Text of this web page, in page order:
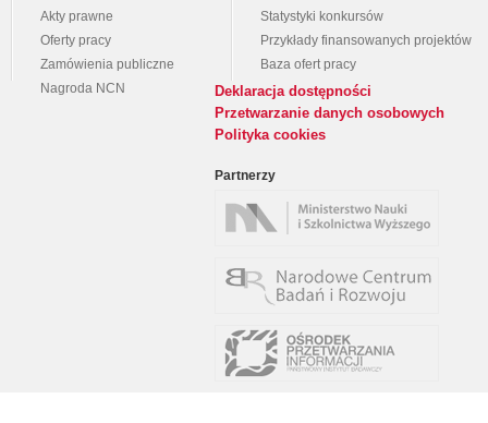
Akty prawne
Oferty pracy
Zamówienia publiczne
Nagroda NCN
Statystyki konkursów
Przykłady finansowanych projektów
Baza ofert pracy
Deklaracja dostępności
Przetwarzanie danych osobowych
Polityka cookies
Partnerzy